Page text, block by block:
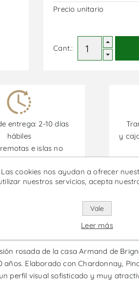
Precio unitario
Cant.:
entrega: 2-10 días
hábiles
e islas no
incluidas)
y
están disponibles desde el 30/
Brut Rosé - Vino
rosada de la casa Armand de
Elaborado con Chardonnay,
perfil visual sofisticado y muy
Las cookies nos ayudan a ofrecer
nuestros servicios, acepta
Vale
Leer más